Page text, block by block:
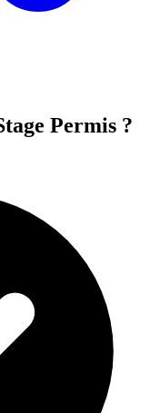
Permis ?